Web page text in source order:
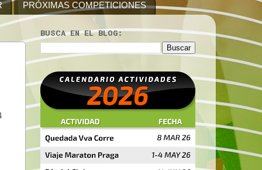
PRÓXIMAS COMPETICIONES
BUSCA EN EL BLOG: